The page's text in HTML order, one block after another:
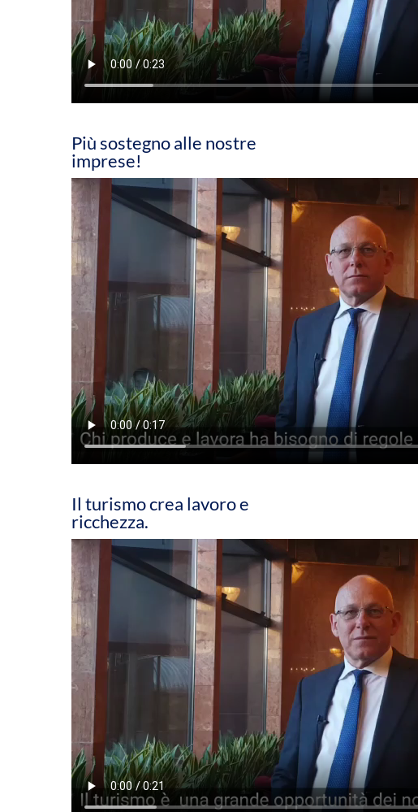
Più sostegno alle nostre
imprese!
Il turismo crea lavoro e
ricchezza.